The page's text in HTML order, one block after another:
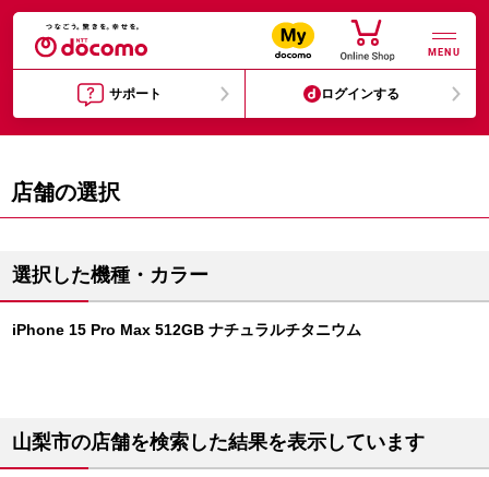
MENU
サポート ログインする
店舗の選択
選択した機種・カラー
iPhone 15 Pro Max 512GB ナチュラルチタニウム
山梨市の店舗を検索した結果を表示しています